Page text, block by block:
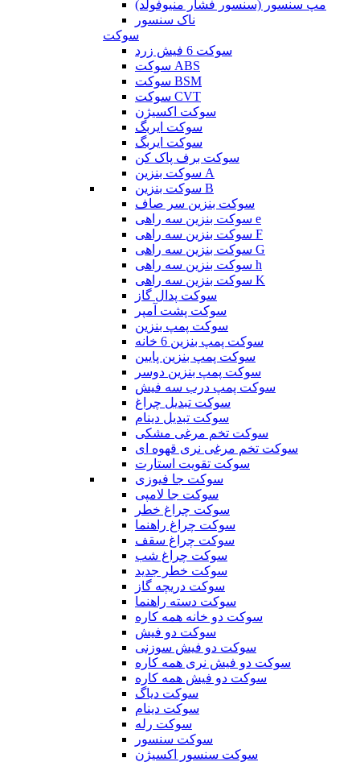
مپ سنسور (سنسور فشار منیوفولد)
ناک سنسور
سوکت
سوکت 6 فیش زرد
سوکت ABS
سوکت BSM
سوکت CVT
سوکت اکسیژن
سوکت ایربگ
سوکت ایربگ
سوکت برف پاک کن
سوکت بنزین A
سوکت بنزین B
سوکت بنزین سر صاف
سوکت بنزین سه راهی e
سوکت بنزین سه راهی F
سوکت بنزین سه راهی G
سوکت بنزین سه راهی h
سوکت بنزین سه راهی K
سوکت پدال گاز
سوکت پشت آمپر
سوکت پمپ بنزین
سوکت پمپ بنزین 6 خانه
سوکت پمپ بنزین پایین
سوکت پمپ بنزین دوسر
سوکت پمپ درب سه فیش
سوکت تبدیل چراغ
سوکت تبدیل دینام
سوکت تخم مرغی مشکی
سوکت تخم مرغی نری قهوه ای
سوکت تقویت استارت
سوکت جا فیوزی
سوکت جا لامپی
سوکت چراغ خطر
سوکت چراغ راهنما
سوکت چراغ سقف
سوکت چراغ شب
سوکت خطر جدید
سوکت دریچه گاز
سوکت دسته راهنما
سوکت دو خانه همه کاره
سوکت دو فیش
سوکت دو فیش سوزنی
سوکت دو فیش نری همه کاره
سوکت دو فیش همه کاره
سوکت دیاگ
سوکت دینام
سوکت رله
سوکت سنسور
سوکت سنسور اکسیژن